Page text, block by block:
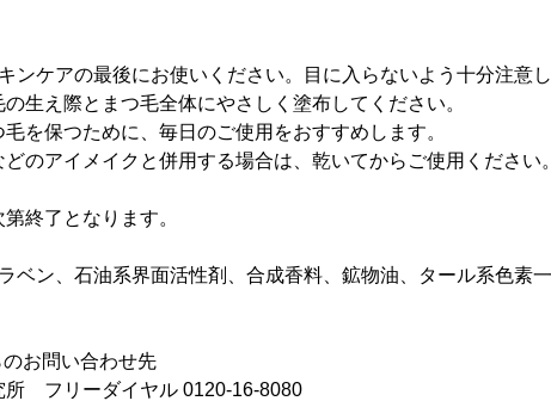
ンケアの最後にお使いください。目に入らないよう十分注意し
の生え際とまつ毛全体にやさしく塗布してください。
を保つために、毎日のご使用をおすすめします。
のアイメイクと併用する場合は、乾いてからご使用ください。
終了となります。
ベン、石油系界面活性剤、合成香料、鉱物油、タール系色
お問い合わせ先
所 フリーダイヤル 0120-16-8080